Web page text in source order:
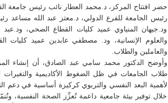
حضر افتتاح المركز، د.محمد العطار نائب رئيس جامعة
رئيس الجامعة للفرع الدولي، د.معتز عبد الله مساعد
ود.جيهان المنياوي عميد كليات القطاع الصحي،
والعلوم الإنسانية، ود. مصطفي عابدين عميد كليات
والعاملين والطلاب.
وأوضح الدكتور محمد سامي عبد الصادق، أن إنشاء
طلاب الجامعات في ظل الضغوط الأكاديمية والتغيرات
لأهمية البعد النفسي والتربوي كركيزة أساسية في دعم
خلال توفير بيئة جامعية داعمة تُعزِّز الصحة النفسية،